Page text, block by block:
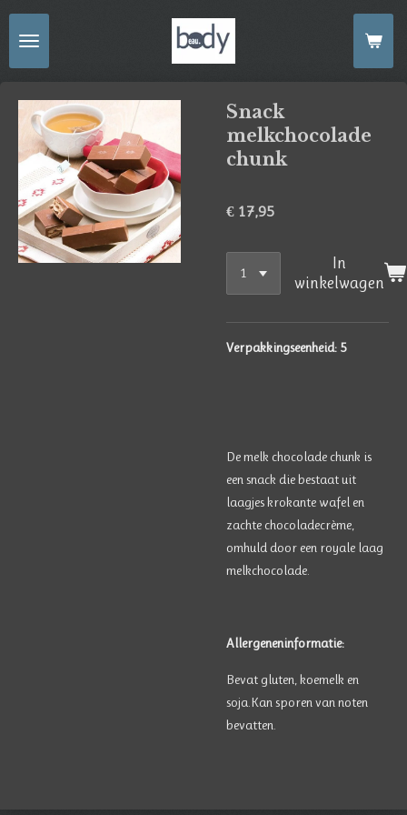
Ga
direct
naar
hoofdinhoud
Snack
melkchocolade
chunk
€ 17,95
In
winkelwagen
Verpakkingseenheid: 5
De melk chocolade chunk is
een snack die bestaat uit
laagjes krokante wafel en
zachte chocoladecrème,
omhuld door een royale laag
melkchocolade.
Allergeneninformatie:
Bevat gluten, koemelk en
soja.Kan sporen van noten
bevatten.